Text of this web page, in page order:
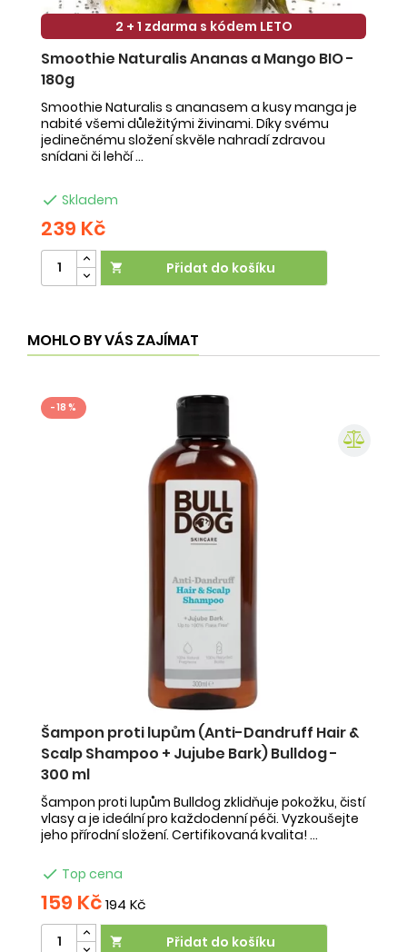
2 + 1 zdarma s kódem LETO
Smoothie Naturalis Ananas a Mango BIO -
180g
Smoothie Naturalis s ananasem a kusy manga je
nabité všemi důležitými živinami. Díky svému
jedinečnému složení skvěle nahradí zdravou
snídani či lehčí ...
 Skladem
239 Kč
 Přidat do košíku
MOHLO BY VÁS ZAJÍMAT
- 18 %
Šampon proti lupům (Anti-Dandruff Hair &
Scalp Shampoo + Jujube Bark) Bulldog -
300 ml
Šampon proti lupům Bulldog zklidňuje pokožku, čistí
vlasy a je ideální pro každodenní péči. Vyzkoušejte
jeho přírodní složení. Certifikovaná kvalita! ...
 Top cena
159 Kč194 Kč
 Přidat do košíku